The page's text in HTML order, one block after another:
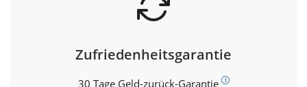
Zufriedenheitsgarantie
30 Tage Geld-zurück-Garantie